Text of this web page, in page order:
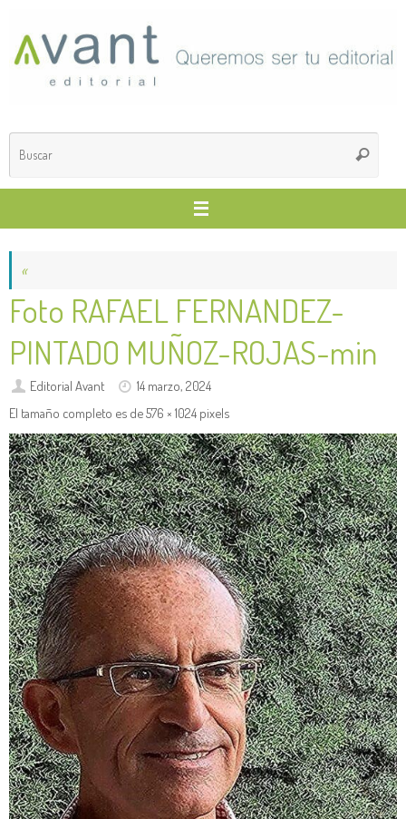
contenido
Buscar
«
Foto RAFAEL FERNANDEZ-
PINTADO MUÑOZ-ROJAS-min
Editorial Avant
14 marzo, 2024
El tamaño completo es de576 × 1024 pixels